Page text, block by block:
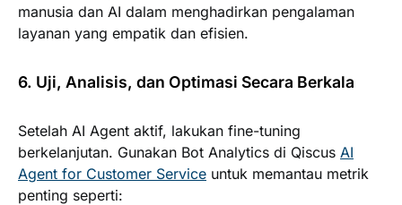
manusia dan AI dalam menghadirkan pengalaman
layanan yang empatik dan efisien.
6. Uji, Analisis, dan Optimasi Secara Berkala
Setelah AI Agent aktif, lakukan fine-tuning
berkelanjutan. Gunakan Bot Analytics di Qiscus AI
Agent for Customer Service untuk memantau metrik
penting seperti: